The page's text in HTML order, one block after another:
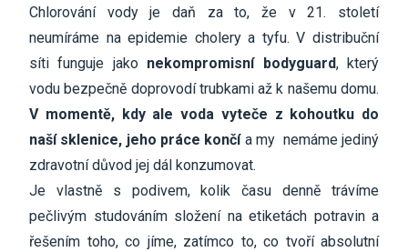
Chlorování vody je daň za to, že v 21. století
neumíráme na epidemie cholery a tyfu. V distribuční
síti funguje jako nekompromisní bodyguard, který
vodu bezpečně doprovodí trubkami až k našemu domu.
V momentě, kdy ale voda vyteče z kohoutku do
naší sklenice, jeho práce končía my nemáme jediný
zdravotní důvod jej dál konzumovat.
Je vlastně s podivem, kolik času denně trávíme
pečlivým studováním složení na etiketách potravin a
řešením toho, co jíme, zatímco to, co tvoří absolutní